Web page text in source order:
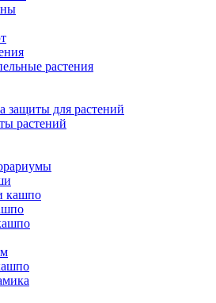
растения
защиты для растений
растений
кашпо